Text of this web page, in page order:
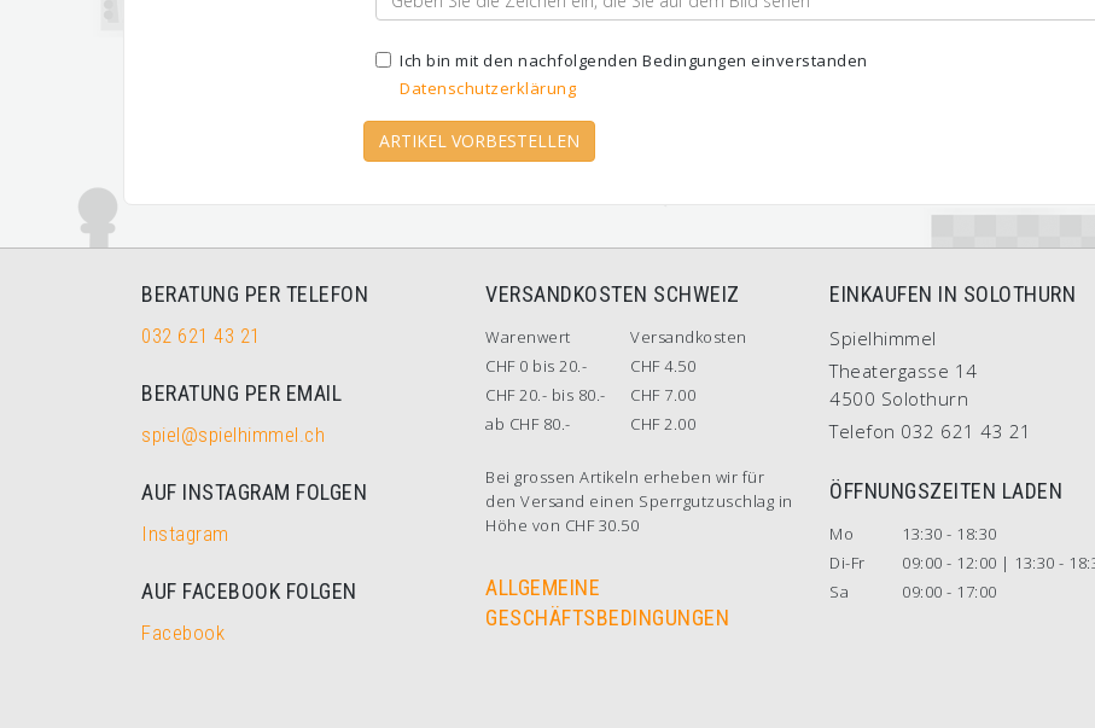
Ich bin mit den nachfolgenden Bedingungen einverstanden
Datenschutzerklärung
ARTIKEL VORBESTELLEN
BERATUNG PER TELEFON
032 621 43 21
BERATUNG PER EMAIL
spiel@spielhimmel.ch
AUF INSTAGRAM FOLGEN
Instagram
AUF FACEBOOK FOLGEN
Facebook
VERSANDKOSTEN SCHWEIZ
Warenwert
Versandkosten
CHF 0 bis 20.-
CHF 4.50
CHF 20.- bis 80.-
CHF 7.00
ab CHF 80.-
CHF 2.00
Bei grossen Artikeln erheben wir für
den Versand einen Sperrgutzuschlag in
Höhe von CHF 30.50
ALLGEMEINE
GESCHÄFTSBEDINGUNGEN
EINKAUFEN IN SOLOTHURN
Spielhimmel
Theatergasse 14
4500 Solothurn
Telefon 032 621 43 21
ÖFFNUNGSZEITEN LADEN
Mo
13:30 - 18:30
Di-Fr
09:00 - 12:00 | 13:30 -
Sa
09:00 - 17:00